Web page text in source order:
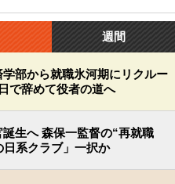
週間
部から就職氷河期にリクルー
で辞めて役者の道へ
生へ 森保一監督の“再就職
系クラブ」一択か